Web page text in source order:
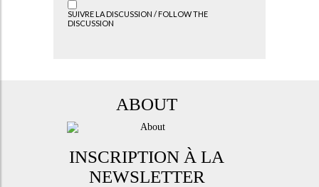
SUIVRE LA DISCUSSION / FOLLOW THE
DISCUSSION
ABOUT
INSCRIPTION À LA
NEWSLETTER